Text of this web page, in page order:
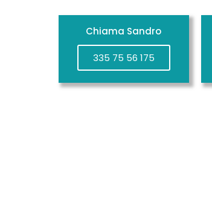
Chiama Sandro
335 75 56 175